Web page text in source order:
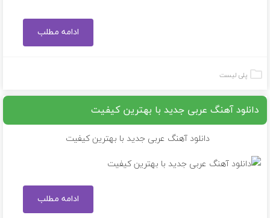
ادامه مطلب
پلی لیست
دانلود آهنگ عربی جدید با بهترین کیفیت
دانلود آهنگ عربی جدید با بهترین کیفیت
ادامه مطلب